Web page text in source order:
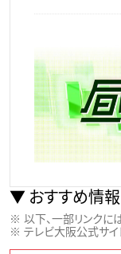
おすすめ情報
以下、一部リンクに
テレビ大阪公式サイ